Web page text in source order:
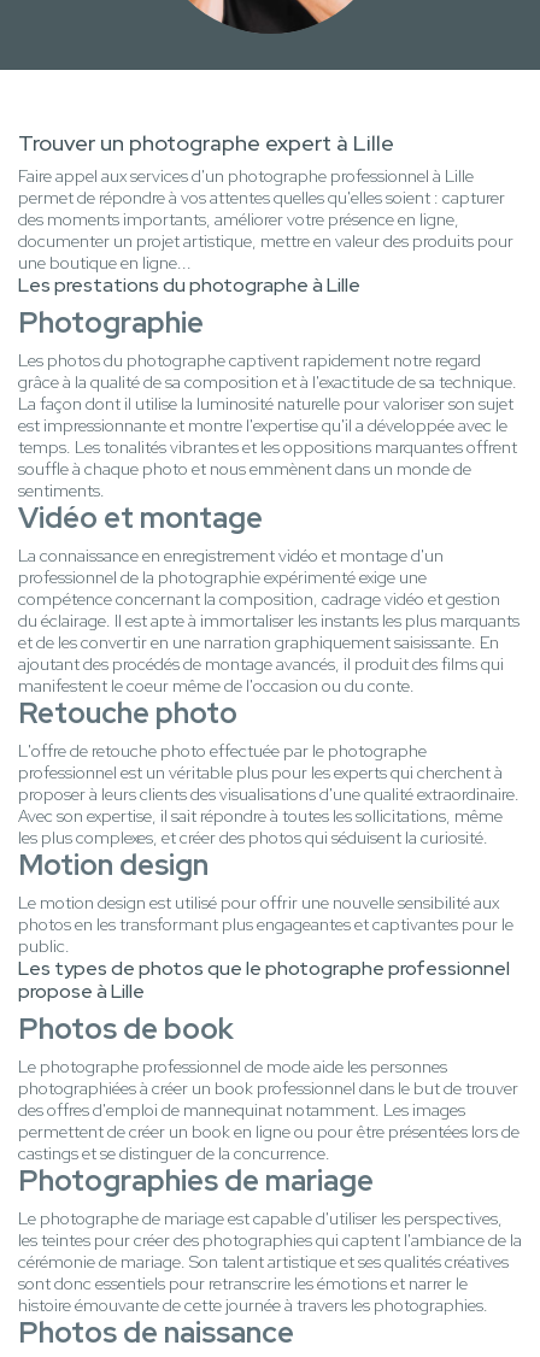
Trouver un photographe expert à Lille
Faire appel aux services d'un photographe professionnel à Lille
permet de répondre à vos attentes quelles qu'elles soient : capturer
des moments importants, améliorer votre présence en ligne,
documenter un projet artistique, mettre en valeur des produits pour
une boutique en ligne...
Les prestations du photographe à Lille
Photographie
Les photos du photographe captivent rapidement notre regard
grâce à la qualité de sa composition et à l'exactitude de sa technique.
La façon dont il utilise la luminosité naturelle pour valoriser son sujet
est impressionnante et montre l'expertise qu'il a développée avec le
temps. Les tonalités vibrantes et les oppositions marquantes offrent
souffle à chaque photo et nous emmènent dans un monde de
sentiments.
Vidéo et montage
La connaissance en enregistrement vidéo et montage d'un
professionnel de la photographie expérimenté exige une
compétence concernant la composition, cadrage vidéo et gestion
du éclairage. Il est apte à immortaliser les instants les plus marquants
et de les convertir en une narration graphiquement saisissante. En
ajoutant des procédés de montage avancés, il produit des films qui
manifestent le coeur même de l'occasion ou du conte.
Retouche photo
L'offre de retouche photo effectuée par le photographe
professionnel est un véritable plus pour les experts qui cherchent à
proposer à leurs clients des visualisations d'une qualité extraordinaire.
Avec son expertise, il sait répondre à toutes les sollicitations, même
les plus complexes, et créer des photos qui séduisent la curiosité.
Motion design
Le motion design est utilisé pour offrir une nouvelle sensibilité aux
photos en les transformant plus engageantes et captivantes pour le
public.
Les types de photos que le photographe professionnel
propose à Lille
Photos de book
Le photographe professionnel de mode aide les personnes
photographiées à créer un book professionnel dans le but de trouver
des offres d'emploi de mannequinat notamment. Les images
permettent de créer un book en ligne ou pour être présentées lors de
castings et se distinguer de la concurrence.
Photographies de mariage
Le photographe de mariage est capable d'utiliser les perspectives,
les teintes pour créer des photographies qui captent l'ambiance de la
cérémonie de mariage. Son talent artistique et ses qualités créatives
sont donc essentiels pour retranscrire les émotions et narrer le
histoire émouvante de cette journée à travers les photographies.
Photos de naissance